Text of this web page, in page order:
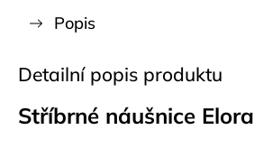
Popis
Detailní popis produktu
Stříbrné náušnice Elora